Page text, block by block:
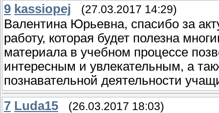
9 kassiopej (27.03.2017 14:29)
Валентина Юрьевна, спасибо за
работу, которая будет полезна
материала в учебном процессе
интересным и увлекательным, а
познавательной деятельности
7 Luda15 (26.03.2017 18:03)